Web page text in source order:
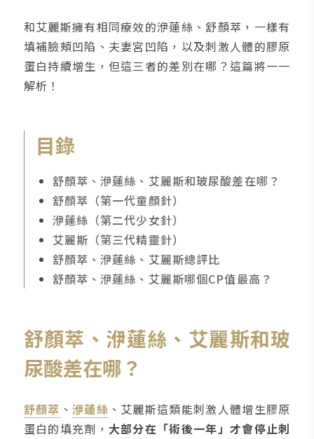
和艾麗斯擁有相同療效的洢蓮絲、舒顏萃，一樣有
填補臉頰凹陷、夫妻宮凹陷，以及刺激人體的膠原
蛋白持續增生，但這三者的差別在哪？這篇將一一
解析！
目錄
舒顏萃、洢蓮絲、艾麗斯和玻尿酸差在哪？
舒顏萃（第一代童顏針）
洢蓮絲（第二代少女針）
艾麗斯（第三代精靈針）
舒顏萃、洢蓮絲、艾麗斯總評比
舒顏萃、洢蓮絲、艾麗斯哪個CP值最高？
舒顏萃、洢蓮絲、艾麗斯和玻
尿酸差在哪？
舒顏萃 、 洢蓮絲 、艾麗斯這類能刺激人體增生膠原
蛋白的填充劑， 大部分在「術後一年」才會停止刺